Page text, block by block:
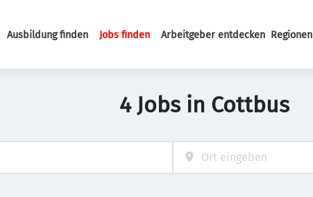
Haupt-Navigation
Ausbildung finden Jobs finden Arbeitgeber entdecken Regionen
4 Jobs in Cottbus